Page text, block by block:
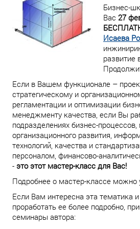
Бизнес-
Вас 27
Исаева
развитие
Если в Вашем функционале –
стратегическому и
регламентации и оптимизации
менеджменту качества, если Вы
подразделениях бизнес-процессов,
организационного развития,
технологий, качества и
персоналом, финансово-
- это этот мастер-класс для Вас!
Подробнее о мастер-классе можно
Если Вам интересна эта тематика
проработать ее более подробно,
семинары автора: